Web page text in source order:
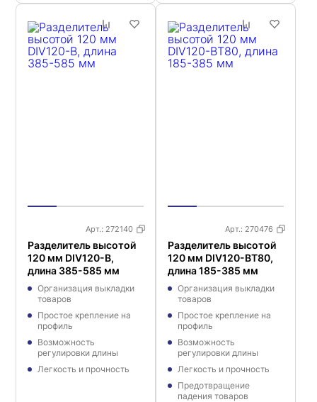
Арт.: 272140
Разделитель высотой
120 мм DIV120-B,
длина 385-585 мм
Организация выкладки
товаров
Простое крепление на
профиль
Возможность
регулировки длины
Легкость и прочность
Арт.: 270476
Разделитель высотой
120 мм DIV120-BT80,
длина 185-385 мм
Организация выкладки
товаров
Простое крепление на
профиль
Возможность
регулировки длины
Легкость и прочность
Предотвращение
падения товаров